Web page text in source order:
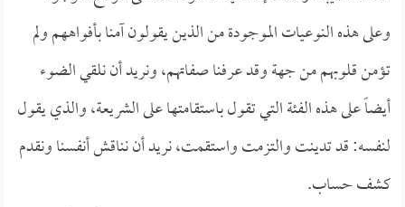
وعلى هذه النوعيات الموجودة من الذين يقولون آمنا بأفواههم ولم
تؤمن قلوبهم من جهة وقد عرفنا صفاتهم، ونريد أن نلقي الضوء
أيضاً على هذه الفئة التي تقول باستقامتها على الشريعة، والذي يقول
لنفسه: قد تدينت والتزمت واستقمت، نريد أن نناقش أنفسنا ونقدم
كشف حساب.